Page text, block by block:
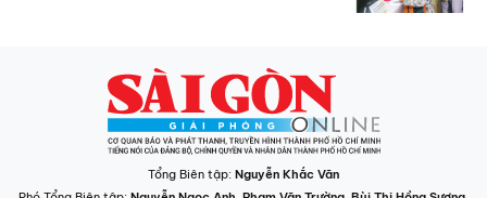
Tổng Biên tập: Nguyễn Khắc Văn